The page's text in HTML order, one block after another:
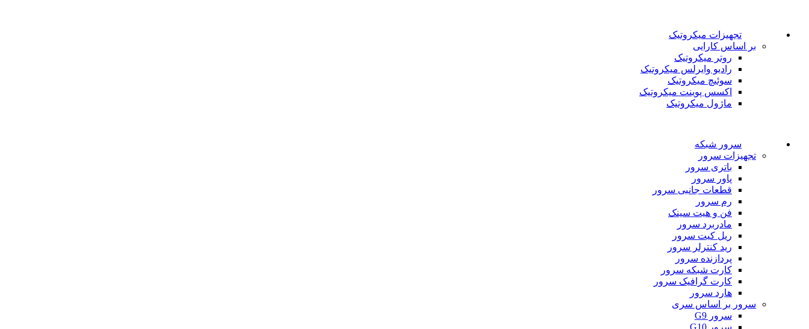
تجهیزات میکروتیک
بر اساس کارایی
روتر میکروتیک
رادیو وایرلس میکروتیک
سوئیچ میکروتیک
اکسس پوینت میکروتیک
ماژول میکروتیک
سرور شبکه
تجهیزات سرور
باتری سرور
پاور سرور
قطعات جانبی سرور
رم سرور
فن و هیت سینک
مادربرد سرور
ریل کیت سرور
رید کنترلر سرور
پردازنده سرور
کارت شبکه سرور
کارت گرافیک سرور
هارد سرور
سرور بر اساس سری
سرور G9
سرور G10